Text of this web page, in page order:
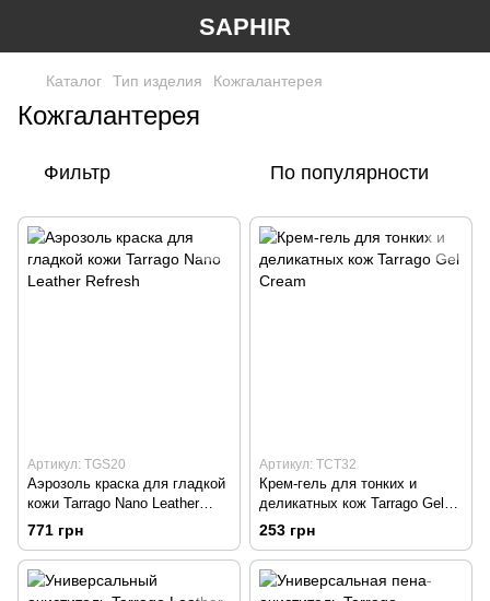
SAPHIR
Каталог Тип изделия Кожгалантерея
Кожгалантерея
Фильтр По популярности
Артикул: TGS20
Аэрозоль краска для гладкой
кожи Tarrago Nano Leather
Refresh
771 грн
Артикул: TCT32
Крем-гель для тонких и
деликатных кож Tarrago Gel
Cream
253 грн